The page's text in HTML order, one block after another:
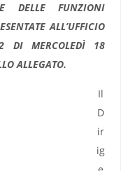
DELLE FUNZIONI
ALL’UFFICIO
DI MERCOLEDÌ 18
ALLEGATO.
Il
D
ir
ig